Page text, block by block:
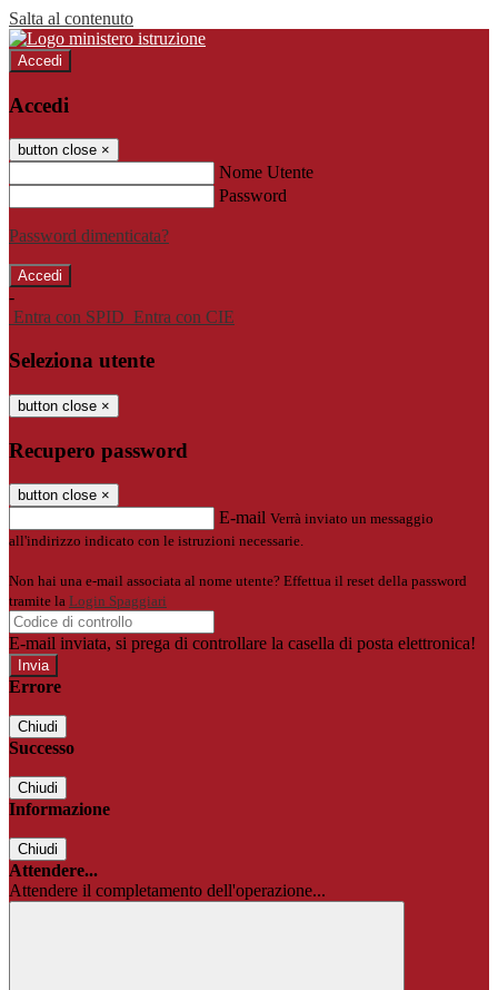
Salta al contenuto
Accedi
Accedi
button close ×
Nome Utente
Password
Password dimenticata?
-
Entra con SPID Entra con CIE
Seleziona utente
button close ×
Recupero password
button close ×
E-mail Verrà inviato un messaggio
all'indirizzo indicato con le istruzioni necessarie.
Non hai una e-mail associata al nome utente? Effettua il reset della password
tramite la Login Spaggiari
E-mail inviata, si prega di controllare la casella di posta elettronica!
Errore
Chiudi
Successo
Chiudi
Informazione
Chiudi
Attendere...
Attendere il completamento dell'operazione...